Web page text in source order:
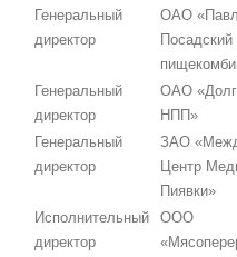
Генеральный
директор
ОАО
Посадский
Генеральный
директор
ОАО
НПП»
Генеральный
директор
ЗАО
Центр
Пиявки»
Исполнительный
директор
ООО